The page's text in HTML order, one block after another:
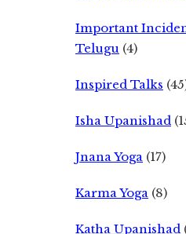
Important
Telugu (4)
Inspired Talks
Isha Upanishad
Jnana Yoga (17)
Karma Yoga (8)
Katha Upanishad